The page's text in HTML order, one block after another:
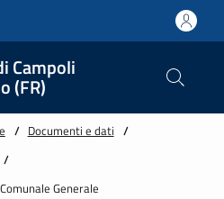
Campoli
(FR)
/ Documenti e dati /
/
Generale